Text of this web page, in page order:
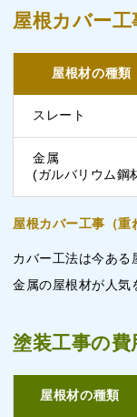
屋根カバー
屋根材の種類
スレート
金属
(ガルバリウム鋼
屋根カバー工事（重
カバー工法は今ある
金属の屋根材が人気
塗装工事の費
屋根材の種類